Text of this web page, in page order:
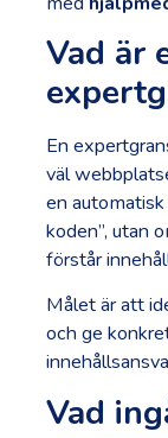
Vad är
En
väl
en
koden”, utan
förstår
Målet är att
och ge
Vad